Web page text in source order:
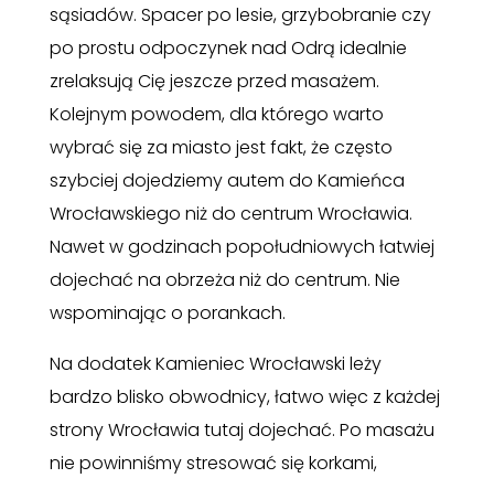
sąsiadów. Spacer po lesie, grzybobranie czy
po prostu odpoczynek nad Odrą idealnie
zrelaksują Cię jeszcze przed masażem.
Kolejnym powodem, dla którego warto
wybrać się za miasto jest fakt, że często
szybciej dojedziemy autem do Kamieńca
Wrocławskiego niż do centrum Wrocławia.
Nawet w godzinach popołudniowych łatwiej
dojechać na obrzeża niż do centrum. Nie
wspominając o porankach.
Na dodatek Kamieniec Wrocławski leży
bardzo blisko obwodnicy, łatwo więc z każdej
strony Wrocławia tutaj dojechać. Po masażu
nie powinniśmy stresować się korkami,